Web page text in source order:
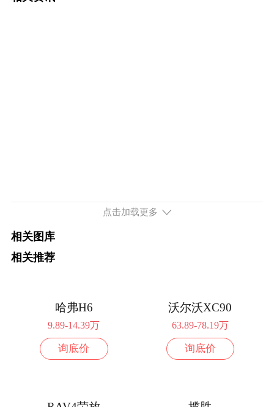
点击加载更多
相关图库
相关推荐
哈弗H6
9.89-14.39万
询底价
沃尔沃XC90
63.89-78.19万
询底价